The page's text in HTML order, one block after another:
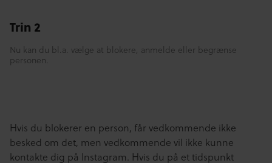
Trin 2
Nu kan du bl.a. vælge at blokere, anmelde eller begrænse
personen.
Hvis du blokerer en person, får vedkommende ikke
besked om det, men vedkommende vil ikke kunne
kontakte dig på Instagram. Hvis du på et tidspunkt